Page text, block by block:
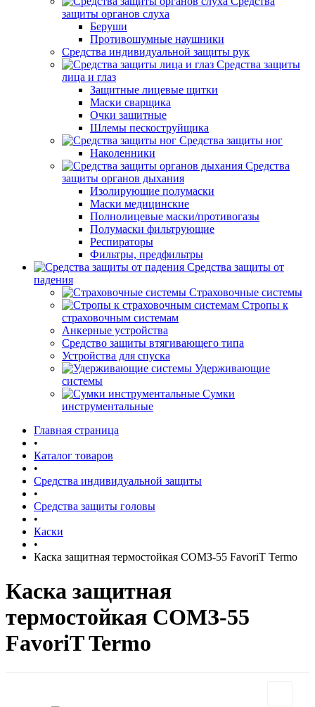
защиты органов слуха
Беруши
Противошумные наушники
Средства индивидуальной защиты рук
Средства защиты
лица и глаз
Защитные лицевые щитки
Маски сварщика
Очки защитные
Шлемы пескоструйщика
Средства защиты ног
Наколенники
Средства
защиты органов дыхания
Изолирующие полумаски
Маски медицинские
Полнолицевые маски/противогазы
Полумаски фильтрующие
Респираторы
Фильтры, предфильтры
Средства защиты от
падения
Страховочные системы
Стропы к
страховочным системам
Анкерные устройства
Средство защиты втягивающего типа
Устройства для спуска
Удерживающие
системы
Сумки
инструментальные
Главная страница
•
Каталог товаров
•
Средства индивидуальной защиты
•
Средства защиты головы
•
Каски
•
Каска защитная термостойкая СОМЗ-55 FavoriT Termo
Каска защитная
термостойкая СОМЗ-55
FavoriT Termo